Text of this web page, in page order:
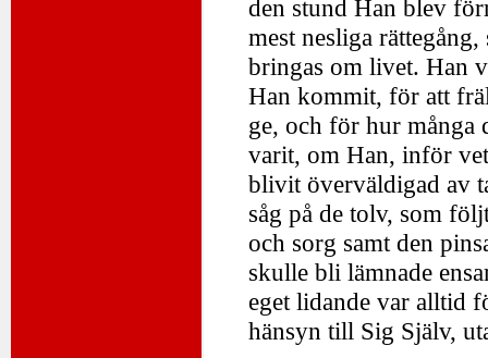
den stund Han blev
mest nesliga
bringas om livet. Han
Han kommit, för att
ge, och för hur många
varit, om Han, inför
blivit överväldigad av
såg på de tolv, som
och sorg samt den
skulle bli lämnade
eget lidande var alltid
hänsyn till Sig Själv,